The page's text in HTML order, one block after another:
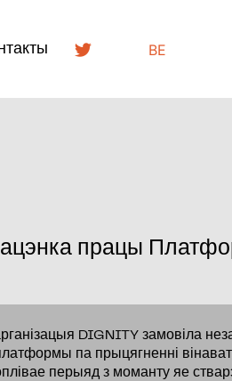
BE
працы
DIGNITY замовіла
па прыцягненні
перыяд з моманту яе